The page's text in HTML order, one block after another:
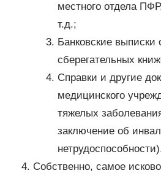
местного отдела
т.д.;
Банковские выписки
сберегательных
Справки и другие
медицинского
тяжелых
заключение об
Собственно, самое